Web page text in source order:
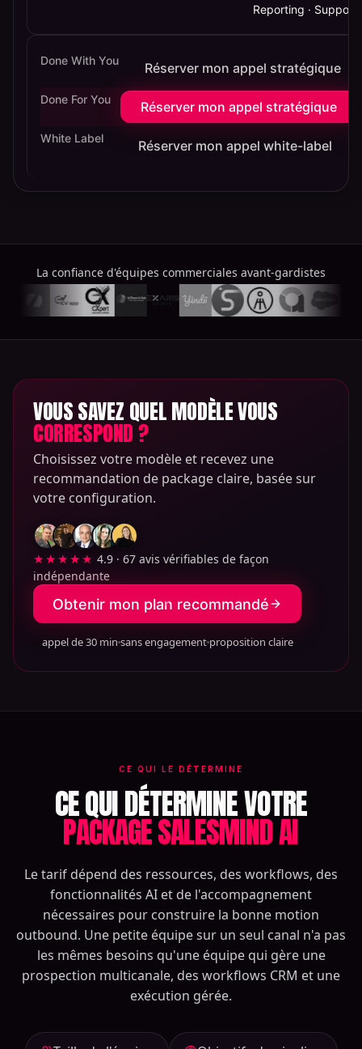
Reporting · Support
Done With You Réserver mon appel stratégique
Done For You Réserver mon appel stratégique
White Label Réserver mon appel white-label
La confiance d'équipes commerciales avant-gardistes
VOUS SAVEZ QUEL MODÈLE VOUS
CORRESPOND ?
Choisissez votre modèle et recevez une
recommandation de package claire, basée sur
votre configuration.
★★★★★ 4.9 · 67 avis vérifiables de façon
indépendante
Obtenir mon plan recommandé
appel de 30 minsans engagementproposition claire
CE QUI LE DÉTERMINE
CE QUI DÉTERMINE VOTRE
PACKAGE SALESMIND AI
Le tarif dépend des ressources, des workflows, des
fonctionnalités AI et de l'accompagnement
nécessaires pour construire la bonne motion
outbound. Une petite équipe sur un seul canal n'a pas
les mêmes besoins qu'une équipe qui gère une
prospection multicanale, des workflows CRM et une
exécution gérée.